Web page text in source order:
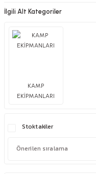
İlgili Alt Kategoriler
KAMP
EKİPMANLARI
Stoktakiler